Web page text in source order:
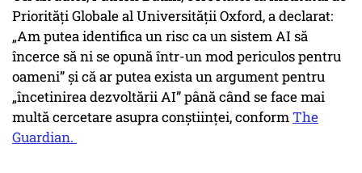
Priorități Globale al Universității Oxford, a declarat:
„Am putea identifica un risc ca un sistem AI să
încerce să ni se opună într-un mod periculos pentru
oameni” și că ar putea exista un argument pentru
„încetinirea dezvoltării AI” până când se face mai
multă cercetare asupra conștiinței, conformThe
Guardian.